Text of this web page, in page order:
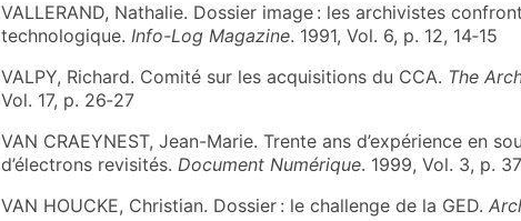
VALLERAND, Nathalie. Dossier image : les archivistes
technologique. Info-Log Magazine. 1991, Vol. 6, p. 12, 14‑15
VALPY, Richard. Comité sur les acquisitions du CCA. The
Vol. 17, p. 26‑27
VAN CRAEYNEST, Jean-Marie. Trente ans d’expérience en
d’électrons revisités. Document Numérique. 1999, Vol. 3, p.
VAN HOUCKE, Christian. Dossier : le challenge de la GED.